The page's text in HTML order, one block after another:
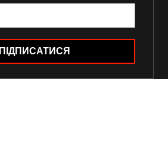
ПІДПИСАТИСЯ